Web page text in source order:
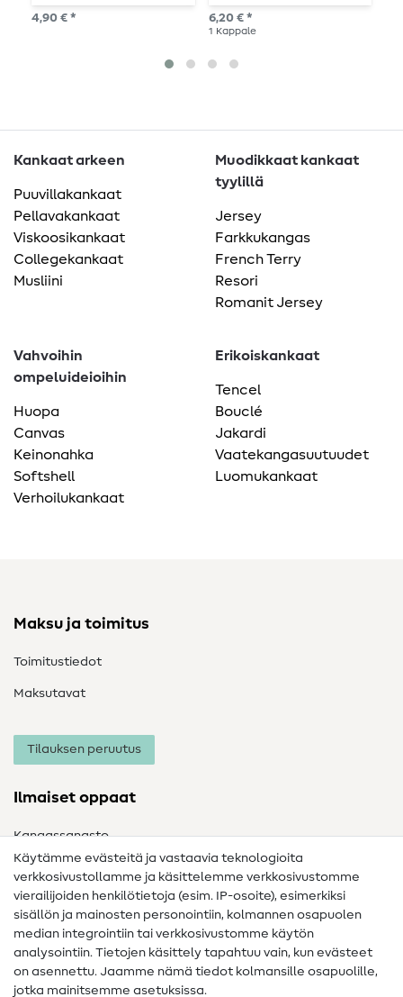
- musta
4,90 € * 6,20 € *
1 Kappale
Kankaat arkeen
Puuvillakankaat
Pellavakankaat
Viskoosikankaat
Collegekankaat
Musliini
Muodikkaat kankaat
tyylillä
Jersey
Farkkukangas
French Terry
Resori
Romanit Jersey
Vahvoihin
ompeluideioihin
Huopa
Canvas
Keinonahka
Softshell
Verhoilukankaat
Erikoiskankaat
Tencel
Bouclé
Jakardi
Vaatekangasuutuudet
Luomukankaat
Maksu ja toimitus
Toimitustiedot
Maksutavat
Tilauksen peruutus
Ilmaiset oppaat
Kangassanasto
Ompelusanasto
Ompeluohjeet
Apua ja yhteystiedot
Yhteystiedot
Käytämme evästeitä ja vastaavia teknologioita
verkkosivustollamme ja käsittelemme verkkosivustomme
vierailijoiden henkilötietoja (esim. IP-osoite), esimerkiksi
sisällön ja mainosten personointiin, kolmannen osapuolen
median integrointiin tai verkkosivustomme käytön
analysointiin. Tietojen käsittely tapahtuu vain, kun evästeet
on asennettu. Jaamme nämä tiedot kolmansille osapuolille,
jotka mainitsemme asetuksissa.